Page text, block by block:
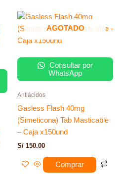
AGOTADO
Consultar por
WhatsApp
Antiácidos
Gasless Flash 40mg
(Simeticona) Tab Masticable
– Caja x150und
S/ 150.00
Comprar